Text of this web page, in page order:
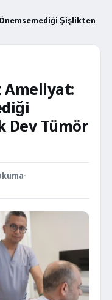
Şişlikten
Ameliyat:
Dev Tümör
·